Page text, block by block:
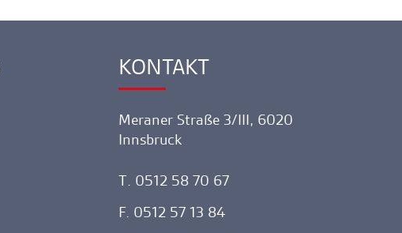
Ankerlink
KONTAKT
Meraner Straße 3/III, 6020
Innsbruck
T. 0512 58 70 67
F. 0512 57 13 84